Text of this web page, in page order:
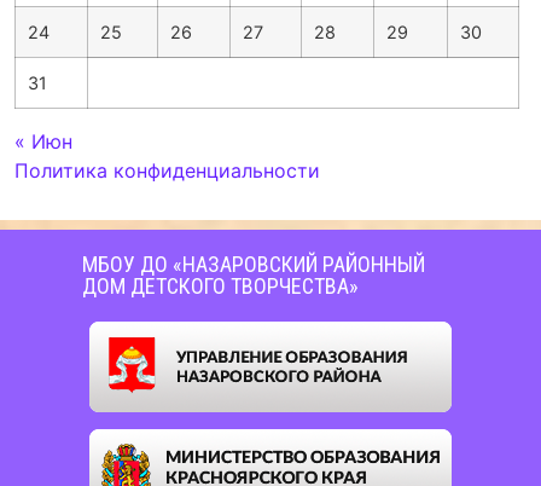
24 25 26 27 28 29 30
31
« Июн
Политика конфиденциальности
МБОУ ДО «НАЗАРОВСКИЙ РАЙОННЫЙ
ДОМ ДЕТСКОГО ТВОРЧЕСТВА»